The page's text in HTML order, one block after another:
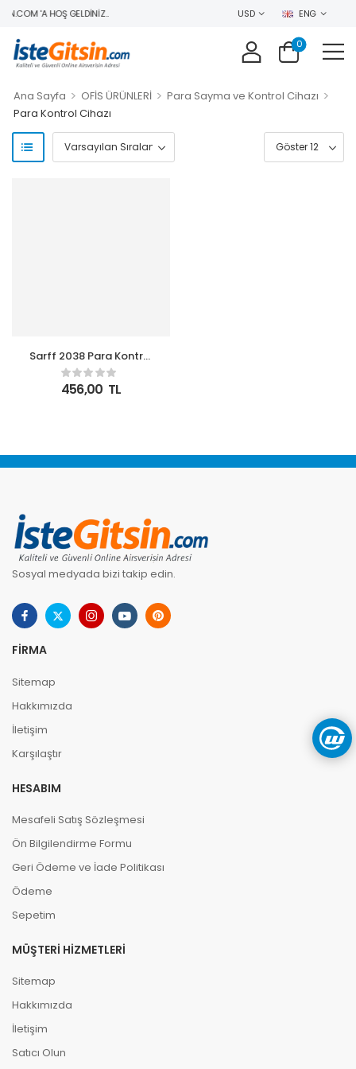
'A HOŞ GELDINIZ.. USD ENG
0
Ana Sayfa > OFİS ÜRÜNLERİ > Para Sayma ve Kontrol Cihazı >
Para Kontrol Cihazı
Sarff 2038 Para Kontrol
Cihazı (4 Güvenlikli
Sistem)(Mikro Yazı
Kontroli İçin Yerleşik
456,00 TL
Sosyal medyada bizi takip edin.
FIRMA
Sitemap
Hakkımızda
İletişim
Karşılaştır
HESABIM
Mesafeli Satış Sözleşmesi
Ön Bilgilendirme Formu
Geri Ödeme ve İade Politikası
Ödeme
Sepetim
MÜŞTERI HIZMETLERI
Sitemap
Hakkımızda
İletişim
Satıcı Olun